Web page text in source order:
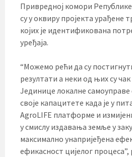
Привредној комори Републике
су у оквиру пројекта урађене
којих је идентификована
уређаја.
“Можемо рећи да су
резултати а неки од њих су
Јединице локалне самоуправе
своје капацитете када је у
AgroLIFE платформе и
у смислу издавања земље у
максимално унапријеђена
ефикасност цијелог процеса”,